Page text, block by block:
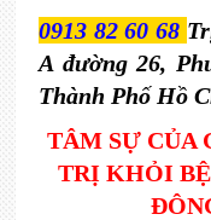
0913 82 60 68
A đường 26,
Thành Phố Hồ
TÂM SỰ CỦA
TRỊ KHỎI